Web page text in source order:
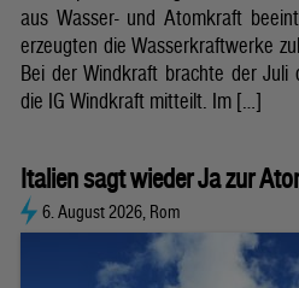
aus Wasser- und Atomkraft
erzeugten die Wasserkraftwerke
Bei der Windkraft brachte der Juli
die IG Windkraft mitteilt. Im […]
Italien sagt wieder Ja zur
6. August 2026, Rom